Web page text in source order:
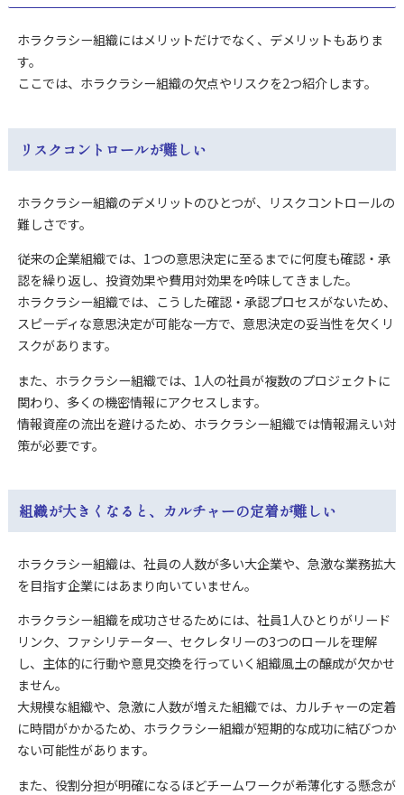
ホラクラシー組織にはメリットだけでなく、デメリットもありま
す。
ここでは、ホラクラシー組織の欠点やリスクを2つ紹介します。
リスクコントロールが難しい
ホラクラシー組織のデメリットのひとつが、リスクコントロールの
難しさです。
従来の企業組織では、1つの意思決定に至るまでに何度も確認・承
認を繰り返し、投資効果や費用対効果を吟味してきました。
ホラクラシー組織では、こうした確認・承認プロセスがないため、
スピーディな意思決定が可能な一方で、意思決定の妥当性を欠くリ
スクがあります。
また、ホラクラシー組織では、1人の社員が複数のプロジェクトに
関わり、多くの機密情報にアクセスします。
情報資産の流出を避けるため、ホラクラシー組織では情報漏えい対
策が必要です。
組織が大きくなると、カルチャーの定着が難しい
ホラクラシー組織は、社員の人数が多い大企業や、急激な業務拡大
を目指す企業にはあまり向いていません。
ホラクラシー組織を成功させるためには、社員1人ひとりがリード
リンク、ファシリテーター、セクレタリーの3つのロールを理解
し、主体的に行動や意見交換を行っていく組織風土の醸成が欠かせ
ません。
大規模な組織や、急激に人数が増えた組織では、カルチャーの定着
に時間がかかるため、ホラクラシー組織が短期的な成功に結びつか
ない可能性があります。
また、役割分担が明確になるほどチームワークが希薄化する懸念が